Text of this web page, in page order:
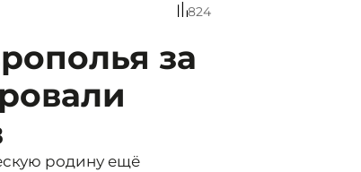
824
за
родину ещё